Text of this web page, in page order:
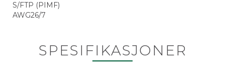
S/FTP (PIMF)
AWG26/7
SPESIFIKASJONER